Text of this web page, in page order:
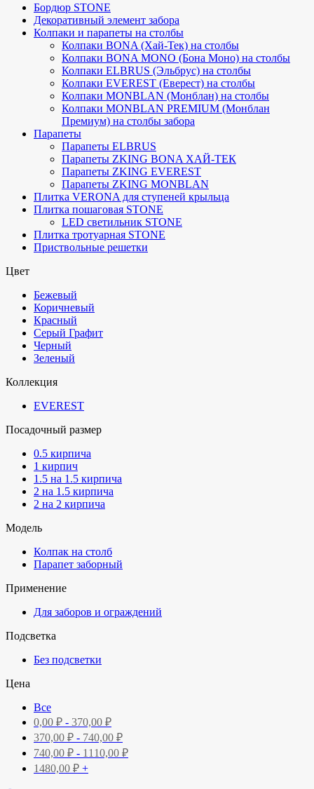
Бордюр STONE
Декоративный элемент забора
Колпаки и парапеты на столбы
Колпаки BONA (Хай-Тек) на столбы
Колпаки BONA MONO (Бона Моно) на столбы
Колпаки ELBRUS (Эльбрус) на столбы
Колпаки EVEREST (Еверест) на столбы
Колпаки MONBLAN (Монблан) на столбы
Колпаки MONBLAN PREMIUM (Монблан
Премиум) на столбы забора
Парапеты
Парапеты ELBRUS
Парапеты ZKING BONA ХАЙ-ТЕК
Парапеты ZKING EVEREST
Парапеты ZKING MONBLAN
Плитка VERONA для ступеней крыльца
Плитка пошаговая STONE
LED светильник STONE
Плитка тротуарная STONE
Приствольные решетки
Цвет
Бежевый
Коричневый
Красный
Серый Графит
Черный
Зеленый
Коллекция
EVEREST
Посадочный размер
0.5 кирпича
1 кирпич
1.5 на 1.5 кирпича
2 на 1.5 кирпича
2 на 2 кирпича
Модель
Колпак на столб
Парапет заборный
Применение
Для заборов и ограждений
Подсветка
Без подсветки
Цена
Все
0,00 ₽ - 370,00 ₽
370,00 ₽ - 740,00 ₽
740,00 ₽ - 1110,00 ₽
1480,00 ₽ +